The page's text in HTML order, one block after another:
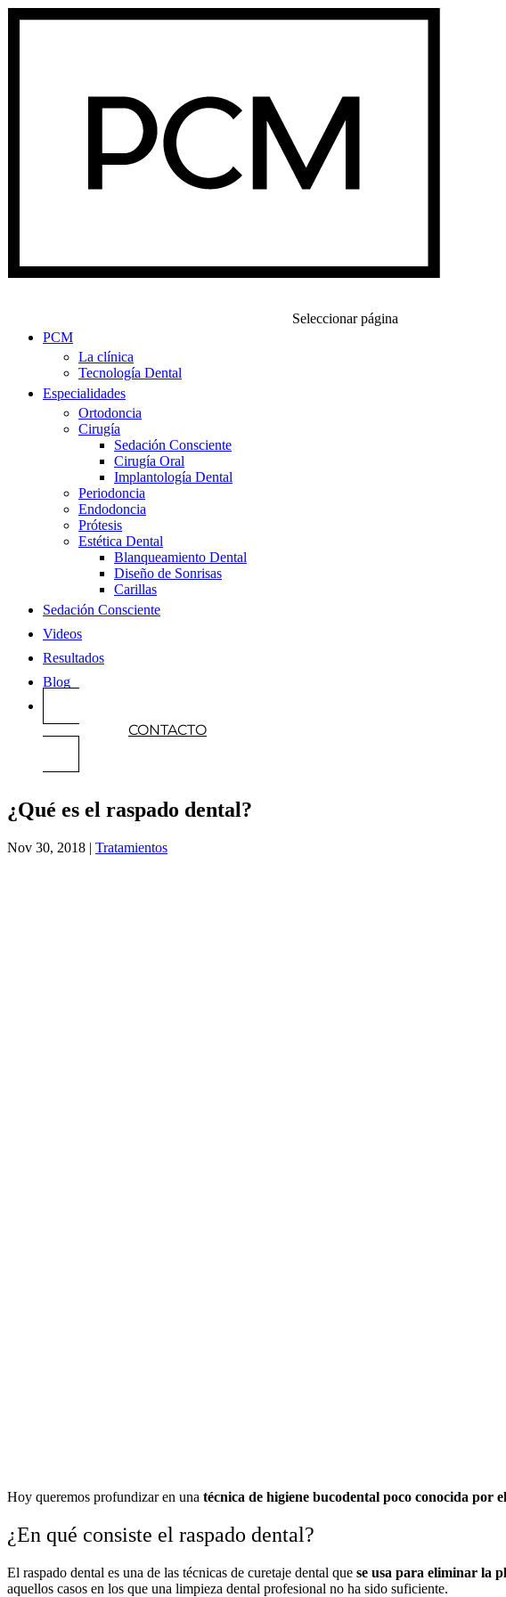
PCM
La clínica
Tecnología Dental
Especialidades
Ortodoncia
Cirugía
Sedación Consciente
Cirugía Oral
Implantología Dental
Periodoncia
Endodoncia
Prótesis
Estética Dental
Blanqueamiento Dental
Diseño de Sonrisas
Carillas
Sedación Consciente
Videos
Resultados
Blog
CONTACTO
Seleccionar página
¿Qué es el raspado dental?
Nov 30, 2018 | Tratamientos
Hoy queremos profundizar en una técnica de higiene bucodental poco conocida por
¿En qué consiste el raspado dental?
El raspado dental es una de las técnicas de curetaje dental que se usa para eliminar la
aquellos casos en los que una limpieza dental profesional no ha sido suficiente.